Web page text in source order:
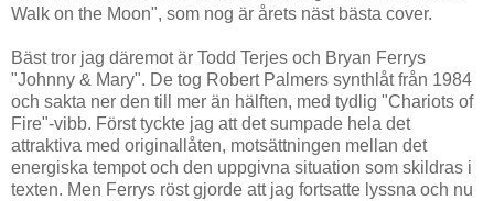
Walk on the Moon", som nog är årets näst bästa cover.
Bäst tror jag däremot är Todd Terjes och Bryan Ferrys
"Johnny & Mary". De tog Robert Palmers synthlåt från 1984
och sakta ner den till mer än hälften, med tydlig "Chariots of
Fire"-vibb. Först tyckte jag att det sumpade hela det
attraktiva med originallåten, motsättningen mellan det
energiska tempot och den uppgivna situation som skildras i
texten. Men Ferrys röst gjorde att jag fortsatte lyssna och nu